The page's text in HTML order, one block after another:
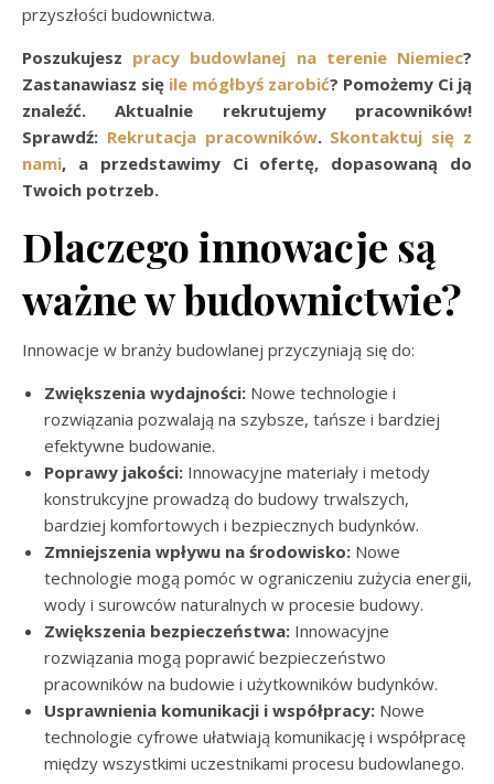
przyszłości budownictwa.
Poszukujesz pracy budowlanej na terenie Niemiec?
Zastanawiasz się ile mógłbyś zarobić? Pomożemy Ci ją
znaleźć. Aktualnie rekrutujemy pracowników!
Sprawdź: Rekrutacja pracowników. Skontaktuj się z
nami, a przedstawimy Ci ofertę, dopasowaną do
Twoich potrzeb.
Dlaczego innowacje są
ważne w budownictwie?
Innowacje w branży budowlanej przyczyniają się do:
Zwiększenia wydajności: Nowe technologie i
rozwiązania pozwalają na szybsze, tańsze i bardziej
efektywne budowanie.
Poprawy jakości: Innowacyjne materiały i metody
konstrukcyjne prowadzą do budowy trwalszych,
bardziej komfortowych i bezpiecznych budynków.
Zmniejszenia wpływu na środowisko: Nowe
technologie mogą pomóc w ograniczeniu zużycia energii,
wody i surowców naturalnych w procesie budowy.
Zwiększenia bezpieczeństwa: Innowacyjne
rozwiązania mogą poprawić bezpieczeństwo
pracowników na budowie i użytkowników budynków.
Usprawnienia komunikacji i współpracy: Nowe
technologie cyfrowe ułatwiają komunikację i współpracę
między wszystkimi uczestnikami procesu budowlanego.